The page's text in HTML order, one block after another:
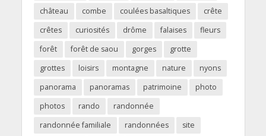
château
combe coulées basaltiques
crête
crêtes
curiosités drôme falaises
fleurs
forêt
forêt de saou gorges
grotte
grottes
loisirs montagne nature
nyons
panorama
panoramas patrimoine
photo
photos
rando
randonnée
randonnée familiale
randonnées
site